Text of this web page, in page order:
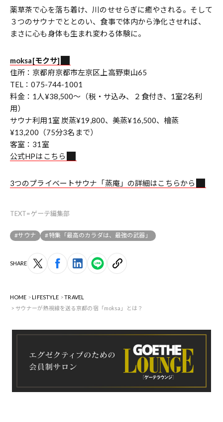
薬草茶で心を落ち着け、川のせせらぎに癒やされる。そして
３つのサウナでととのい、食事で体内から浄化させれば、
まさに心も身体も生まれ変わる体験に。
moksa[モクサ]
住所：京都府京都市左京区上高野東山65
TEL：075-744-1001
料金：1人¥38,500〜（税・サ込み、２食付き、1室2名利
用）
サウナ利用1室 炭蒸¥19,800、美蒸¥16,500、檜蒸
¥13,200（75分3名まで）
客室：31室
公式HPはこちら
3つのプライベートサウナ「蒸庵」の詳細はこちらから
TEXT=ゲーテ編集部
#サウナ #特集「最高のカラダは、最強の武器」
SHARE
HOME LIFESTYLE
TRAVEL
サウナーが熱視線を送る京都の宿「moksa」とは？